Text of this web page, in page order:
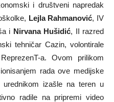
i društveni napredak
Lejla Rahmanović, IV
i Nirvana Hušidić, II razred
tehničar Cazin, volontirale
a. Ovom prilikom
rada ove medijske
izašle na teren u
radile na pripremi video